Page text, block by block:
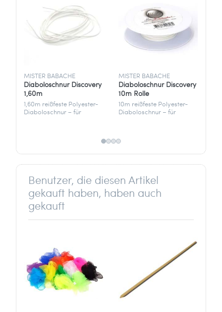
Stockder Str. 23
42857 Remscheid
Deutschland
MISTER BABACHE
Diaboloschnur Discovery
1,60m
1,60m reißfeste Polyester-
Diaboloschnur – für
MISTER BABACHE
Diaboloschnur Discovery
10m Rolle
10m reißfeste Polyester-
Diaboloschnur – für
Benutzer, die diesen Artikel
gekauft haben, haben auch
gekauft